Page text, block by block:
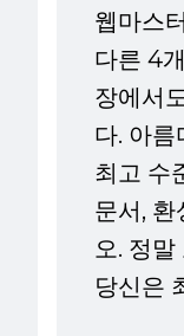
웹마스
다른 4
장에서
다. 아름
최고 수
문서,
오. 정
당신은